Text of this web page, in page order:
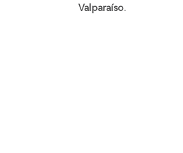
Valparaíso.